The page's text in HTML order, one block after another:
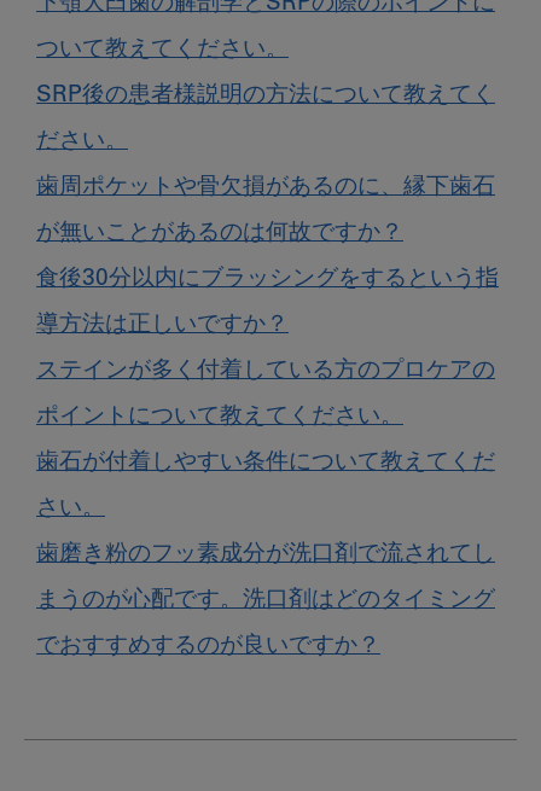
ついて教えてください。
SRP後の患者様説明の方法について教えてく
ださい。
歯周ポケットや骨欠損があるのに、縁下歯石
が無いことがあるのは何故ですか？
食後30分以内にブラッシングをするという指
導方法は正しいですか？
ステインが多く付着している方のプロケアの
ポイントについて教えてください。
歯石が付着しやすい条件について教えてくだ
さい。
歯磨き粉のフッ素成分が洗口剤で流されてし
まうのが心配です。洗口剤はどのタイミング
でおすすめするのが良いですか？